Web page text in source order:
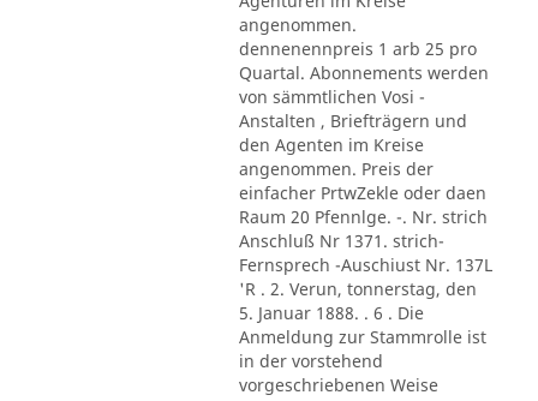
angenommen.
dennenennpreis 1 arb 25 pro
Quartal. Abonnements werden
von sämmtlichen Vosi -
Anstalten , Briefträgern und
den Agenten im Kreise
angenommen. Preis der
einfacher PrtwZekle oder daen
Raum 20 Pfennlge. -. Nr. strich
Anschluß Nr 1371. strich-
Fernsprech -Auschiust Nr. 137L
'R . 2. Verun, tonnerstag, den
5. Januar 1888. . 6 . Die
Anmeldung zur Stammrolle ist
in der vorstehend
vorgeschriebenen Weise